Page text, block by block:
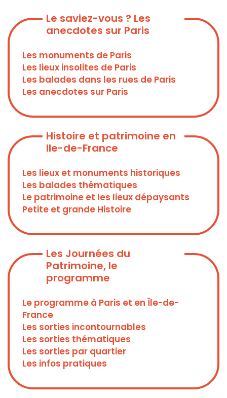
Le saviez-vous ? Les
anecdotes sur Paris
Les monuments de Paris
Les lieux insolites de Paris
Les balades dans les rues de Paris
Les anecdotes sur Paris
Histoire et patrimoine en
Ile-de-France
Les lieux et monuments historiques
Les balades thématiques
Le patrimoine et les lieux dépaysants
Petite et grande Histoire
Les Journées du
Patrimoine, le
programme
Le programme à Paris et en Île-de-
France
Les sorties incontournables
Les sorties thématiques
Les sorties par quartier
Les infos pratiques